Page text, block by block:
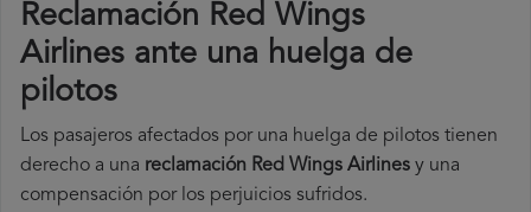
Reclamación Red Wings
Airlines ante una huelga de
pilotos
Los pasajeros afectados por una huelga de pilotos tienen
derecho a una reclamación Red Wings Airlines y una
compensación por los perjuicios sufridos.